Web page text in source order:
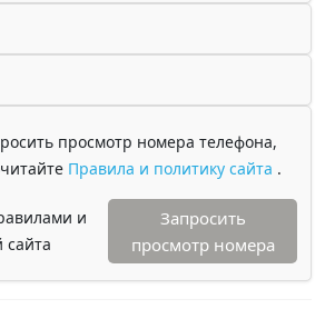
просмотр номера телефона,
Правила и политику сайта .
и
сайта
Запросить
просмотр номера